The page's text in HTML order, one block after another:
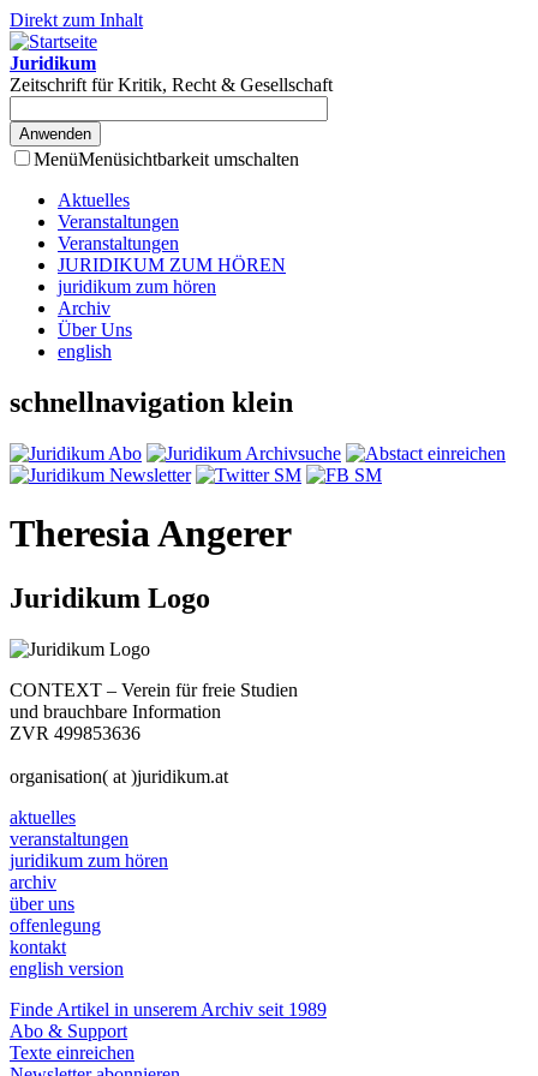
Direkt zum Inhalt
Juridikum
Zeitschrift für Kritik, Recht & Gesellschaft
MenüMenüsichtbarkeit umschalten
Aktuelles
Veranstaltungen
Veranstaltungen
JURIDIKUM ZUM HÖREN
juridikum zum hören
Archiv
Über Uns
english
schnellnavigation klein
Theresia Angerer
Juridikum Logo
CONTEXT – Verein für freie Studien
und brauchbare Information
ZVR 499853636
organisation( at )juridikum.at
aktuelles
veranstaltungen
juridikum zum hören
archiv
über uns
offenlegung
kontakt
english version
Finde Artikel in unserem Archiv seit 1989
Abo & Support
Texte einreichen